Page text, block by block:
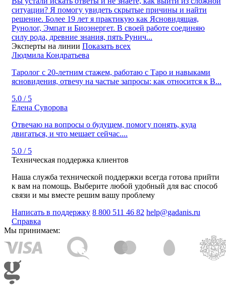
ситуации? Я помогу увидеть скрытые причины и найти
решение. Более 19 лет я практикую как Ясновидящая,
Рунолог, Эмпат и Биоэнергет. В своей работе соединяю
силу рода, древние знания, пять Рунич...
Эксперты на линии Показать всех
Людмила Кондратьева
Таролог с 20‑летним стажем, работаю с Таро и навыками
ясновидения, отвечу на частые запросы: как относится к В...
5.0 / 5
Елена Суворова
Отвечаю на вопросы о будущем, помогу понять, куда
двигаться, и что мешает сейчас....
5.0 / 5
Техническая поддержка клиентов
Наша служба технической поддержки всегда готова прийти
к вам на помощь. Выберите любой удобный для вас способ
связи и мы вместе решим вашу проблему
Написать в поддержку 8 800 511 46 82 help@gadanis.ru
Справка
Мы принимаем: